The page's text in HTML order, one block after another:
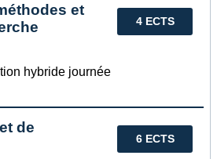
4 ECTS
et
hybride journée
6 ECTS
de